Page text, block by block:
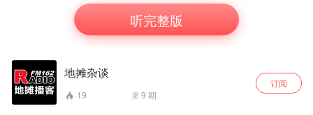
听完整版
地摊杂谈
19 9 期
订阅